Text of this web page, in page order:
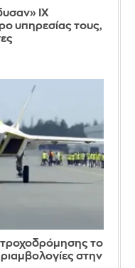
ΙΧ
υπηρεσίας τους,
τροχοδρόμησης το
στην